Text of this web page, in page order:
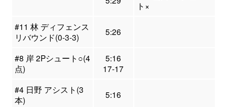
ト×
#11 林 ディフェンス
リバウンド(0-3-3)
5:26
#8 岸 2Pシュート○(4
点)
5:16
17-17
#4 日野 アシスト(3
本)
5:16